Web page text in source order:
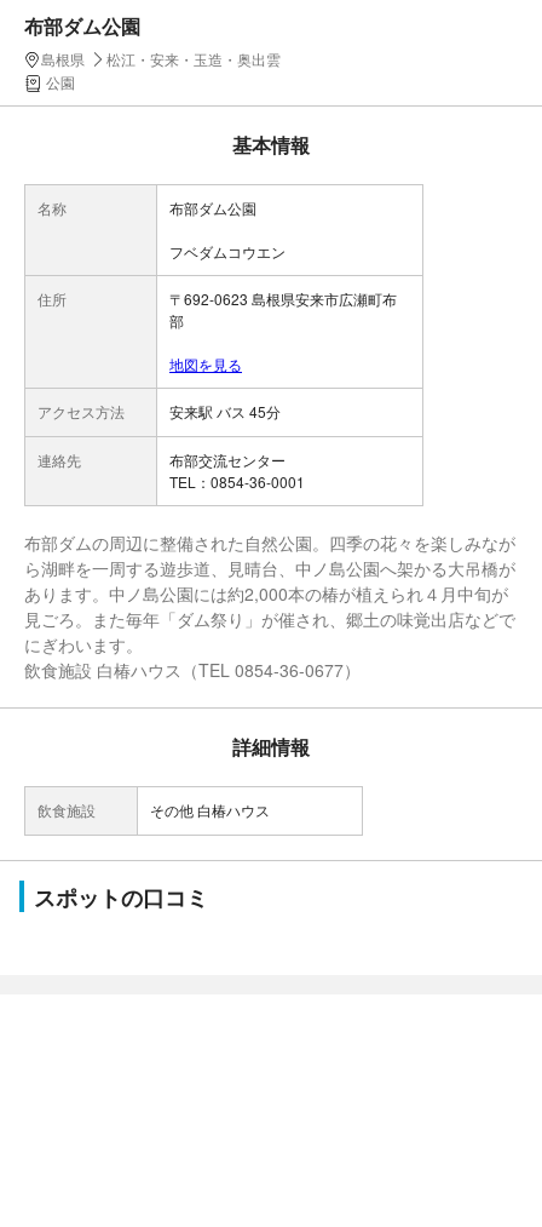
布部ダム公園
島根県
松江・安来・玉造・奥出雲
公園
基本情報
名称 布部ダム公園
フベダムコウエン
住所
〒692-0623 島根県安来市広瀬町布
部
地図を見る
アクセス方法 安来駅 バス 45分
連絡先
布部交流センター
TEL：0854-36-0001
布部ダムの周辺に整備された自然公園。四季の花々を楽しみなが
ら湖畔を一周する遊歩道、見晴台、中ノ島公園へ架かる大吊橋が
あります。中ノ島公園には約2,000本の椿が植えられ４月中旬が
見ごろ。また毎年「ダム祭り」が催され、郷土の味覚出店などで
にぎわいます。
飲食施設 白椿ハウス（TEL 0854-36-0677）
詳細情報
飲食施設 その他 白椿ハウス
スポットの口コミ